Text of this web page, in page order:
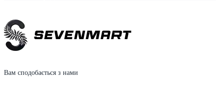
Вам сподобається з нами